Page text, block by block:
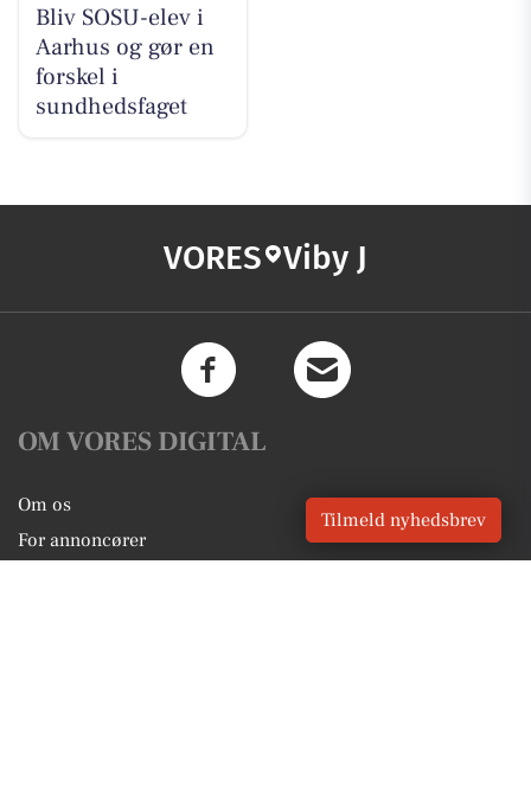
Bliv SOSU-elev i
Aarhus og gør en
forskel i
sundhedsfaget
VORES Viby J
OM VORES DIGITAL
Om os
For annoncører
Tilmeld nyhedsbrev